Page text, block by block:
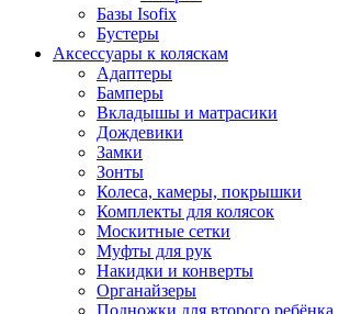
Базы Isofix
Бустеры
Аксессуары к коляскам
Адаптеры
Бамперы
Вкладышы и матрасики
Дождевики
Замки
Зонты
Колеса, камеры, покрышки
Комплекты для колясок
Москитные сетки
Муфты для рук
Накидки и конверты
Органайзеры
Подножки для второго ребёнка